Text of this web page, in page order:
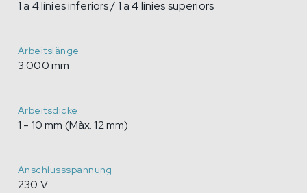
1 a 4 línies inferiors / 1 a 4 línies superiors
Arbeitslänge
3.000 mm
Arbeitsdicke
1 - 10 mm (Màx. 12 mm)
Anschlussspannung
230 V